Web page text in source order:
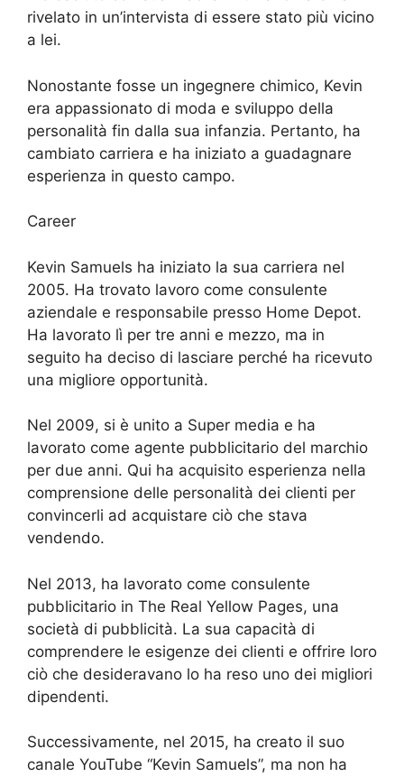
rivelato in un’intervista di essere stato più vicino
a lei.
Nonostante fosse un ingegnere chimico, Kevin
era appassionato di moda e sviluppo della
personalità fin dalla sua infanzia. Pertanto, ha
cambiato carriera e ha iniziato a guadagnare
esperienza in questo campo.
Career
Kevin Samuels ha iniziato la sua carriera nel
2005. Ha trovato lavoro come consulente
aziendale e responsabile presso Home Depot.
Ha lavorato lì per tre anni e mezzo, ma in
seguito ha deciso di lasciare perché ha ricevuto
una migliore opportunità.
Nel 2009, si è unito a Super media e ha
lavorato come agente pubblicitario del marchio
per due anni. Qui ha acquisito esperienza nella
comprensione delle personalità dei clienti per
convincerli ad acquistare ciò che stava
vendendo.
Nel 2013, ha lavorato come consulente
pubblicitario in The Real Yellow Pages, una
società di pubblicità. La sua capacità di
comprendere le esigenze dei clienti e offrire loro
ciò che desideravano lo ha reso uno dei migliori
dipendenti.
Successivamente, nel 2015, ha creato il suo
canale YouTube “Kevin Samuels”, ma non ha